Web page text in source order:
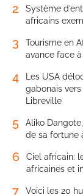
2
Système
africains
3
Tourisme en
avance face à
4
Les USA
gabonais vers
Libreville
5
Aliko
de sa fortune
6
Ciel africain:
africaines et
7
Voici les 20